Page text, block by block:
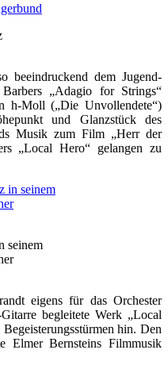
beeindruckend dem Jugend-
„Adagio for Strings“
h-Moll („Die Unvollendete“)
und Glanzstück des
Musik zum Film „Herr der
„Local Hero“ gelangen zu
seinem
eigens für das Orchester
begleitete Werk „Local
hin. Den
Elmer Bernsteins Filmmusik